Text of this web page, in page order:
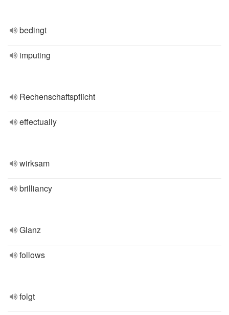
bedingt
imputing
Rechenschaftspflicht
effectually
wirksam
brilliancy
Glanz
follows
folgt